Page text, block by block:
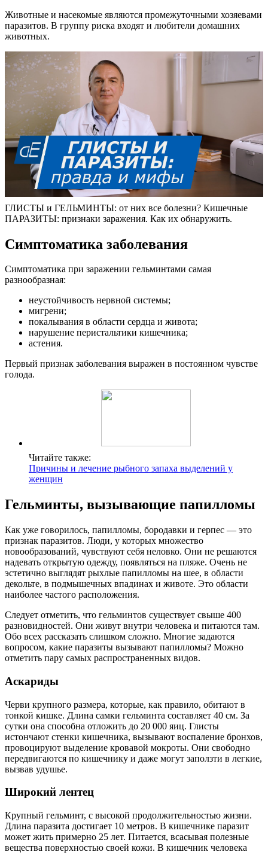
Животные и насекомые являются промежуточными хозяевами
паразитов. В группу риска входят и любители домашних
животных.
ГЛИСТЫ и ГЕЛЬМИНТЫ: от них все болезни? Кишечные
ПАРАЗИТЫ: признаки заражения. Как их обнаружить.
Симптоматика заболевания
Симптоматика при заражении гельминтами самая
разнообразная:
неустойчивость нервной системы;
мигрени;
покалывания в области сердца и живота;
нарушение перистальтики кишечника;
астения.
Первый признак заболевания выражен в постоянном чувстве
голода.
Читайте также:
Причины и лечение рыбного запаха выделений у
женщин
Гельминты, вызывающие папилломы
Как уже говорилось, папилломы, бородавки и герпес — это
признак паразитов. Люди, у которых множество
новообразований, чувствуют себя неловко. Они не решаются
надевать открытую одежду, появляться на пляже. Очень не
эстетично выглядят рыхлые папилломы на шее, в области
декольте, в подмышечных впадинах и животе. Это области
наиболее частого расположения.
Следует отметить, что гельминтов существует свыше 400
разновидностей. Они живут внутри человека и питаются там.
Обо всех рассказать слишком сложно. Многие задаются
вопросом, какие паразиты вызывают папилломы? Можно
отметить пару самых распространенных видов.
Аскариды
Черви крупного размера, которые, как правило, обитают в
тонкой кишке. Длина самки гельминта составляет 40 см. За
сутки она способна отложить до 20 000 яиц. Глисты
истончают стенки кишечника, вызывают воспаление бронхов,
провоцируют выделение кровавой мокроты. Они свободно
передвигаются по кишечнику и даже могут заползти в легкие,
вызвав удушье.
Широкий лентец
Крупный гельминт, с высокой продолжительностью жизни.
Длина паразита достигает 10 метров. В кишечнике паразит
может жить примерно 25 лет. Питается, всасывая полезные
вещества поверхностью своей кожи. В кишечник человека